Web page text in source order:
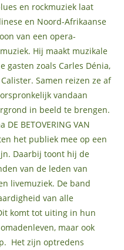
en rockmuziek laat
en Noord-Afrikaanse
van een opera-
Hij maakt muzikale
gasten zoals Carles Dénia,
Samen reizen ze af
vandaan
in beeld te brengen.
BETOVERING VAN
het publiek mee op een
Daarbij toont hij de
van de leden van
livemuziek. De band
van alle
komt tot uiting in hun
maar ook
Het zijn optredens